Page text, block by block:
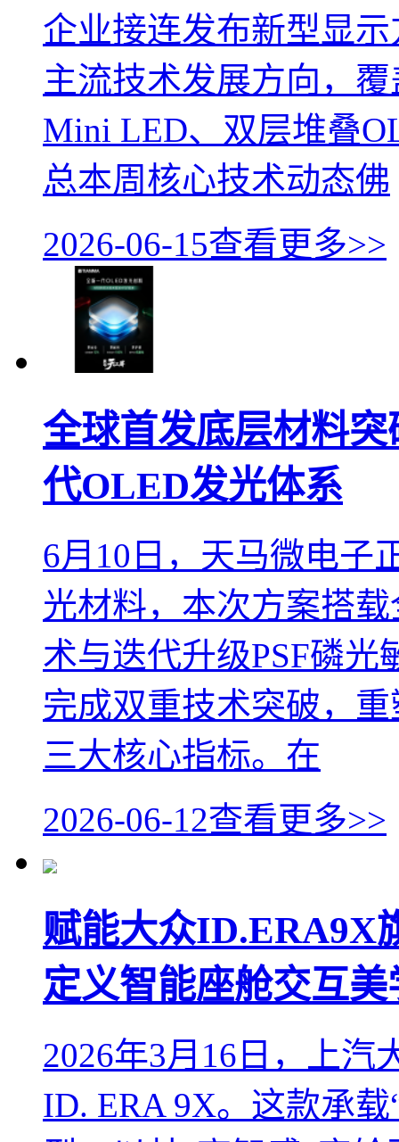
企业接连发布新型显
主流技术发展方向，
Mini LED、双层堆叠
总本周核心技术动态佛
2026-06-15查看更多>>
全球首发底层材料
代OLED发光体系
6月10日，天马微电子
光材料，本次方案搭
术与迭代升级PSF磷
完成双重技术突破，
三大核心指标。在
2026-06-12查看更多>>
赋能大众ID.ERA9X
定义智能座舱交互美
2026年3月16日，上
ID. ERA 9X。这款承